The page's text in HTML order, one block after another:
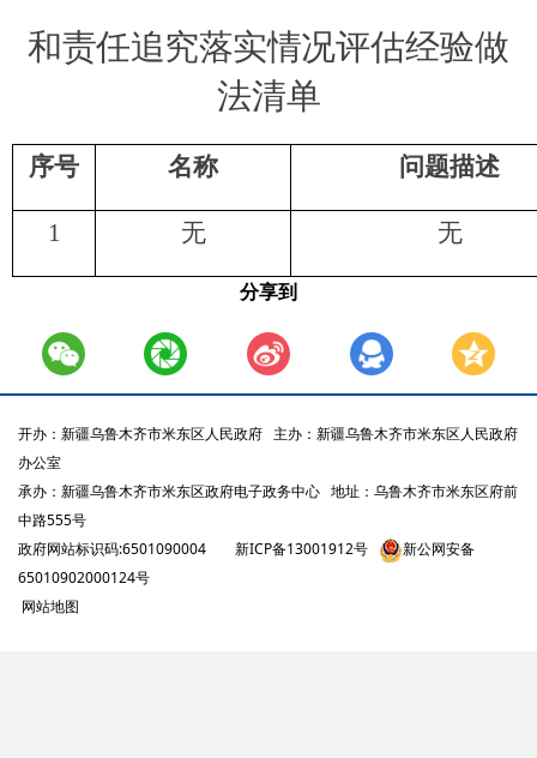
和责任追究落实情况评估经验做
法清单
序号 名称 问题描述
1 无 无
分享到
开办：新疆乌鲁木齐市米东区人民政府 主办：新疆乌鲁木齐市米东区人民政府
办公室
承办：新疆乌鲁木齐市米东区政府电子政务中心 地址：乌鲁木齐市米东区府前
中路555号
政府网站标识码:6501090004
新ICP备13001912号
新公网安备
65010902000124号
网站地图